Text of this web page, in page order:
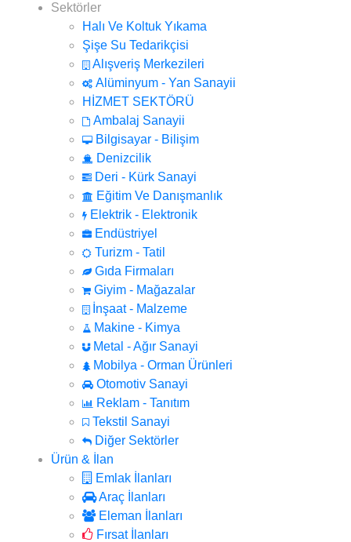
Sektörler
Halı Ve Koltuk Yıkama
Şişe Su Tedarikçisi
Alışveriş Merkezileri
Alüminyum - Yan Sanayii
HİZMET SEKTÖRÜ
Ambalaj Sanayii
Bilgisayar - Bilişim
Denizcilik
Deri - Kürk Sanayi
Eğitim Ve Danışmanlık
Elektrik - Elektronik
Endüstriyel
Turizm - Tatil
Gıda Firmaları
Giyim - Mağazalar
İnşaat - Malzeme
Makine - Kimya
Metal - Ağır Sanayi
Mobilya - Orman Ürünleri
Otomotiv Sanayi
Reklam - Tanıtım
Tekstil Sanayi
Diğer Sektörler
Ürün & İlan
Emlak İlanları
Araç İlanları
Eleman İlanları
Fırsat İlanları